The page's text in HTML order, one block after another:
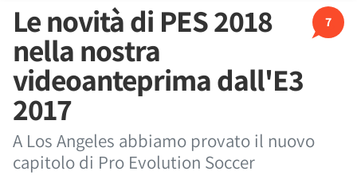
7
Le novità di PES 2018
nella nostra
videoanteprima dall'E3
2017
A Los Angeles abbiamo provato il nuovo
capitolo di Pro Evolution Soccer